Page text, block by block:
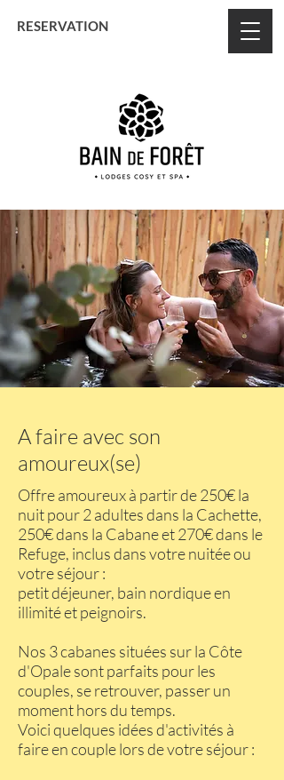
RESERVATION
A faire avec son
amoureux(se)
Offre amoureux à partir de 250€ la
nuit pour 2 adultes dans la Cachette,
250€ dans la Cabane et 270€ dans le
Refuge, inclus dans votre nuitée ou
votre séjour :
petit déjeuner, bain nordique en
illimité et peignoirs.
Nos 3 cabanes situées sur la Côte
d'Opale sont parfaits pour les
couples, se retrouver, passer un
moment hors du temps.
Voici quelques idées d'activités à
faire en couple lors de votre séjour :